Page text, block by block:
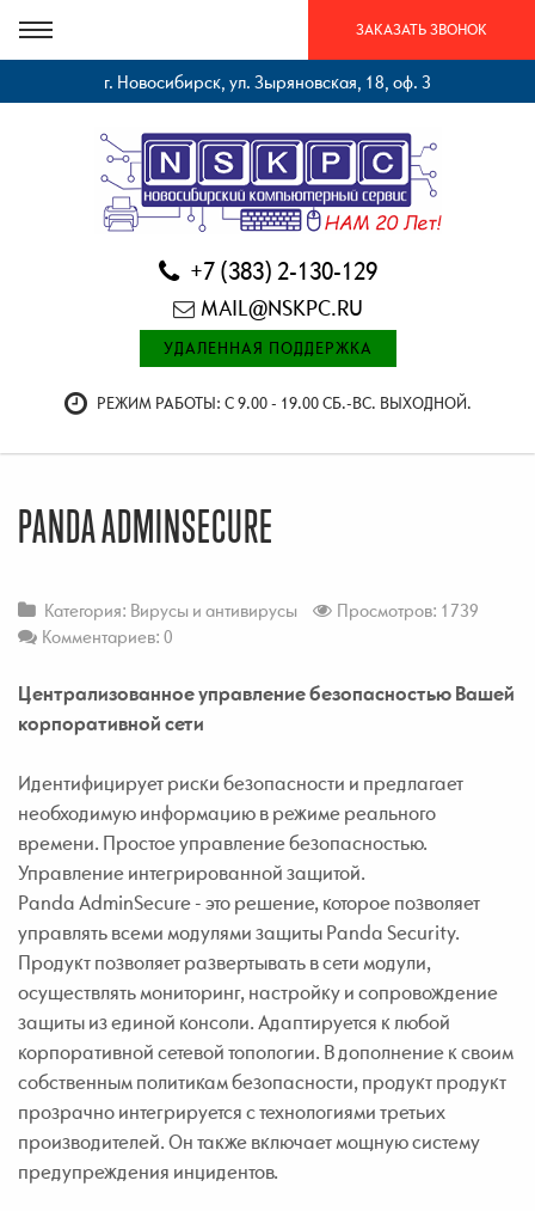
ЗАКАЗАТЬ ЗВОНОК
г. Новосибирск, ул. Зыряновская, 18, оф. 3
+7 (383) 2-130-129
MAIL@NSKPC.RU
УДАЛЕННАЯ ПОДДЕРЖКА
РЕЖИМ РАБОТЫ: С 9.00 - 19.00 СБ.-ВС. ВЫХОДНОЙ.
PANDA ADMINSECURE
Категория: Вирусы и антивирусы
Просмотров: 1739
Комментариев: 0
Централизованное управление безопасностью Вашей
корпоративной сети
Идентифицирует риски безопасности и предлагает
необходимую информацию в режиме реального
времени. Простое управление безопасностью.
Управление интегрированной защитой.
Panda AdminSecure - это решение, которое позволяет
управлять всеми модулями защиты Panda Security.
Продукт позволяет развертывать в сети модули,
осуществлять мониторинг, настройку и сопровождение
защиты из единой консоли. Адаптируется к любой
корпоративной сетевой топологии. В дополнение к своим
собственным политикам безопасности, продукт продукт
прозрачно интегрируется с технологиями третьих
производителей. Он также включает мощную систему
предупреждения инцидентов.